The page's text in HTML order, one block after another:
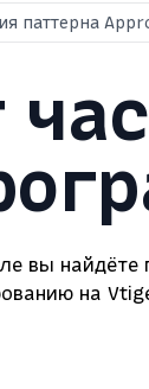
паттерна
вы
на